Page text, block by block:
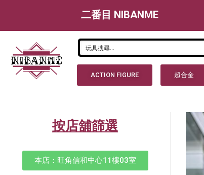
二番目 NIBANME
ACTION FIGURE 超合金
按店舖篩選
本店：旺角信和中心11樓03室